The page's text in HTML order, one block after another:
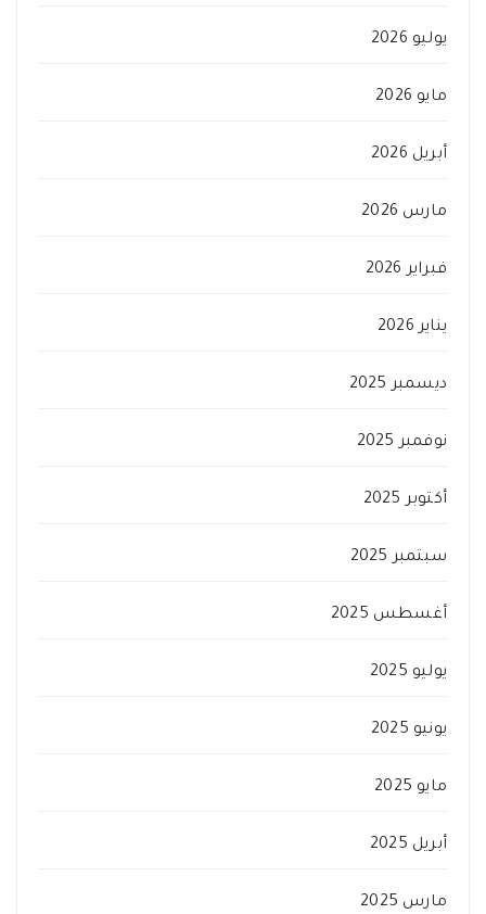
يوليو 2026
مايو 2026
أبريل 2026
مارس 2026
فبراير 2026
يناير 2026
ديسمبر 2025
نوفمبر 2025
أكتوبر 2025
سبتمبر 2025
أغسطس 2025
يوليو 2025
يونيو 2025
مايو 2025
أبريل 2025
مارس 2025